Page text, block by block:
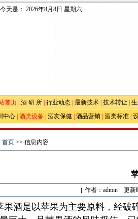
今天是： 2026年8月8日 星期六
首页 酒 研 所 行业动态 最新技术 技术转让
中心 酒类设备 酒友保健 酒品营销 酒类标准
首页 >> 信息内容
［ 作者：admin 更
果酒是以苹果为主要原料，经破